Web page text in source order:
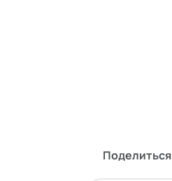
Поделиться